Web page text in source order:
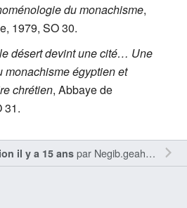
du monachisme,
1979, SO 30.
désert devint une cité… Une
monachisme égyptien et
chrétien, Abbaye de
31.
il y a 15 anspar Negib.geahchan